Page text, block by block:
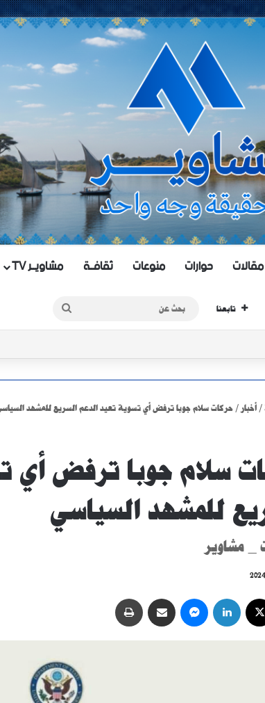
مقالات حوارات منوعات ثقافــة مشاويــر TV
تابعنا بحث
عن
كردفان
/ أخبار / حركات سلام جوبا ترفض أي تسوية تعيد الدعم السريع للمشهد
سلام جوبا ترفض أي
للمشهد السياسي
_ مشاوير
لينكدإن ماسنجر مشاركة عبر البريد